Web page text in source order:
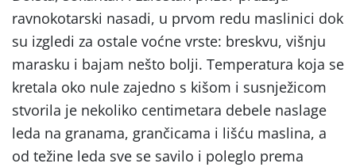
ravnokotarski nasadi, u prvom redu maslinici dok
su izgledi za ostale voćne vrste: breskvu, višnju
marasku i bajam nešto bolji. Temperatura koja se
kretala oko nule zajedno s kišom i susnježicom
stvorila je nekoliko centimetara debele naslage
leda na granama, grančicama i lišću maslina, a
od težine leda sve se savilo i poleglo prema